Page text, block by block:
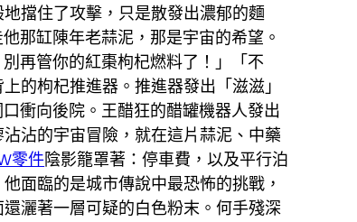
擋住了攻擊，只是散發出濃郁的麵
那缸陳年老蒜泥，那是宇宙的希望。
再管你的紅棗枸杞燃料了！」「不
的枸杞推進器。推進器發出「滋滋」
衝向後院。王醋狂的醋罐機器人發出
沾的宇宙冒險，就在這片蒜泥、中藥
零件陰影籠罩著：停車費，以及平行泊
面臨的是城市傳說中最恐怖的挑戰，
灑著一層可疑的白色粉末。何手殘深